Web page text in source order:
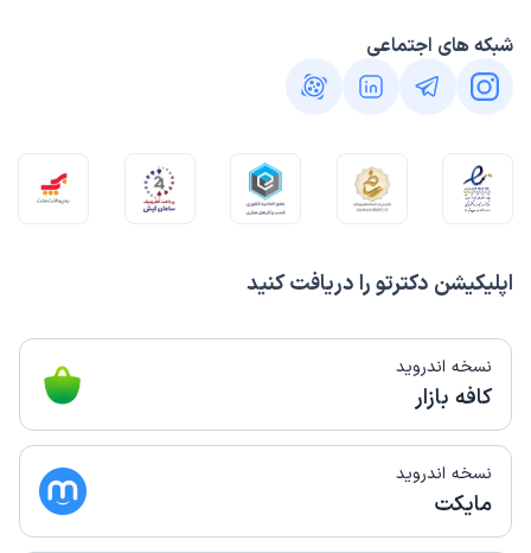
اپلیکیشن دکترتو را دریافت کنید
نسخه اندروید
کافه بازار
نسخه اندروید
مایکت
شبکه های اجتماعی